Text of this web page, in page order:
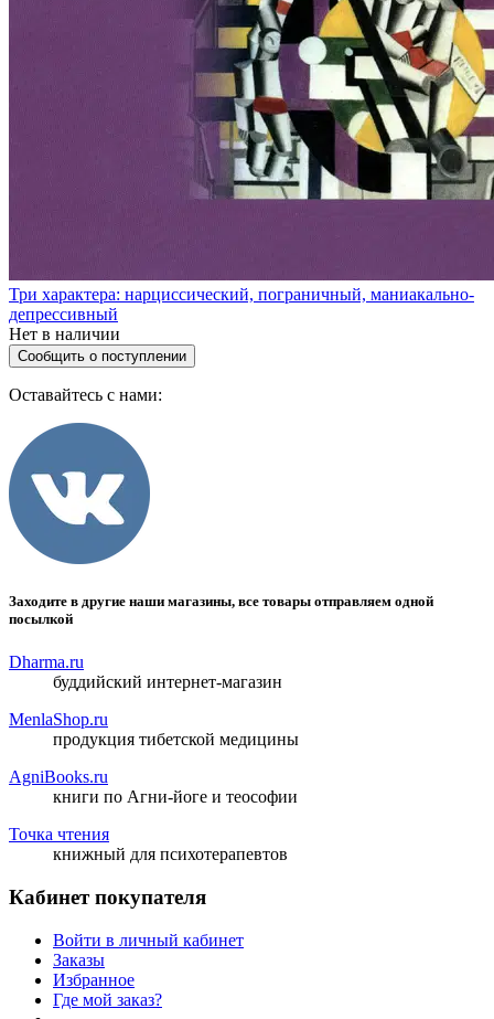
Три характера: нарциссический, пограничный, маниакально-
депрессивный
Нет в наличии
Сообщить о поступлении
Оставайтесь с нами:
Заходите в другие наши магазины, все товары отправляем одной
посылкой
Dharma.ru
буддийский интернет-магазин
MenlaShop.ru
продукция тибетской медицины
AgniBooks.ru
книги по Агни-йоге и теософии
Точка чтения
книжный для психотерапевтов
Кабинет покупателя
Войти в личный кабинет
Заказы
Избранное
Где мой заказ?